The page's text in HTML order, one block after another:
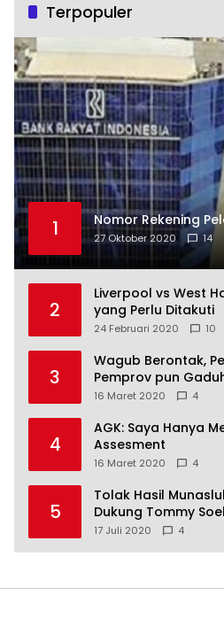
Terpopuler
1 Nomor Rekening
27 Oktober 2020 14
2
Liverpool vs West
yang Perlu Ditakuti
24 Februari 2020 10
3
Wagub Berontak,
Pemprov pun
16 Maret 2020 4
4
AGK: Saya Hanya
Assesment
16 Maret 2020 4
5
Tolak Hasil
Dukung Tommy
17 Juli 2020 4